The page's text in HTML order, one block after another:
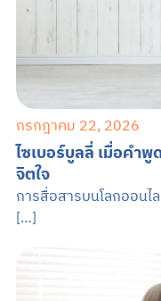
กรกฎาคม 22, 2026
ไซเบอร์บูลลี่ เมื่อคำ
จิตใจ
การสื่อสารบนโลกออนไ
[…]